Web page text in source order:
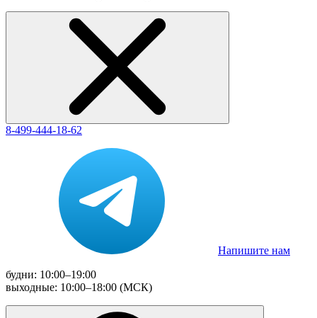
8-499-444-18-62
Напишите нам
будни: 10:00–19:00
выходные: 10:00–18:00 (МСК)